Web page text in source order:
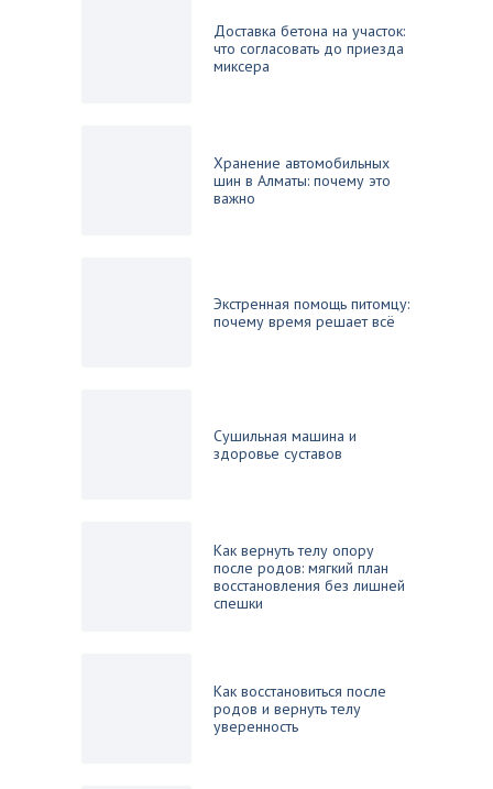
Доставка бетона на участок:
что согласовать до приезда
миксера
Хранение автомобильных
шин в Алматы: почему это
важно
Экстренная помощь питомцу:
почему время решает всё
Сушильная машина и
здоровье суставов
Как вернуть телу опору
после родов: мягкий план
восстановления без лишней
спешки
Как восстановиться после
родов и вернуть телу
уверенность